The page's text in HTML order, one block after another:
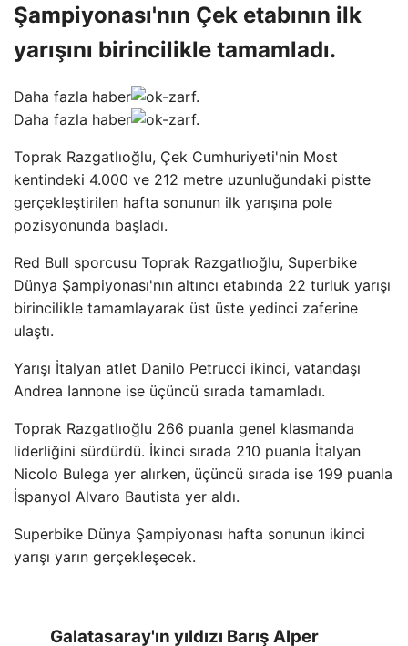
Şampiyonası'nın Çek etabının ilk
yarışını birincilikle tamamladı.
Daha fazla haber
Daha fazla haber
Toprak Razgatlıoğlu, Çek Cumhuriyeti'nin Most
kentindeki 4.000 ve 212 metre uzunluğundaki pistte
gerçekleştirilen hafta sonunun ilk yarışına pole
pozisyonunda başladı.
Red Bull sporcusu Toprak Razgatlıoğlu, Superbike
Dünya Şampiyonası'nın altıncı etabında 22 turluk yarışı
birincilikle tamamlayarak üst üste yedinci zaferine
ulaştı.
Yarışı İtalyan atlet Danilo Petrucci ikinci, vatandaşı
Andrea Iannone ise üçüncü sırada tamamladı.
Toprak Razgatlıoğlu 266 puanla genel klasmanda
liderliğini sürdürdü. İkinci sırada 210 puanla İtalyan
Nicolo Bulega yer alırken, üçüncü sırada ise 199 puanla
İspanyol Alvaro Bautista yer aldı.
Superbike Dünya Şampiyonası hafta sonunun ikinci
yarışı yarın gerçekleşecek.
Galatasaray'ın yıldızı Barış Alper